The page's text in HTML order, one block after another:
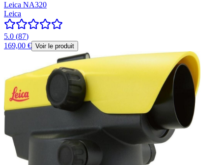
Leica NA320
Leica
5.0 (87)
169,00 € Voir le produit